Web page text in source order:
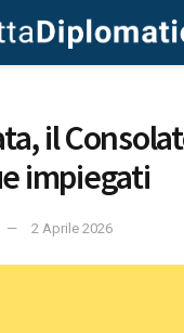
il
impiegati
2 Aprile 2026